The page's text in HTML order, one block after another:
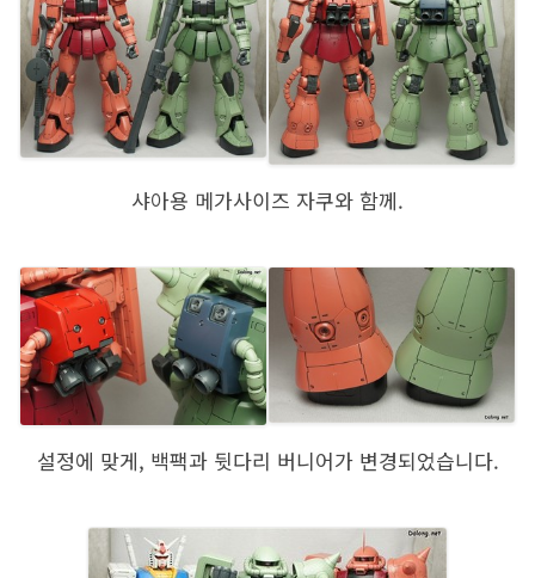
샤아용 메가사이즈 자쿠와 함께.
설정에 맞게, 백팩과 뒷다리 버니어가 변경되었습니다.